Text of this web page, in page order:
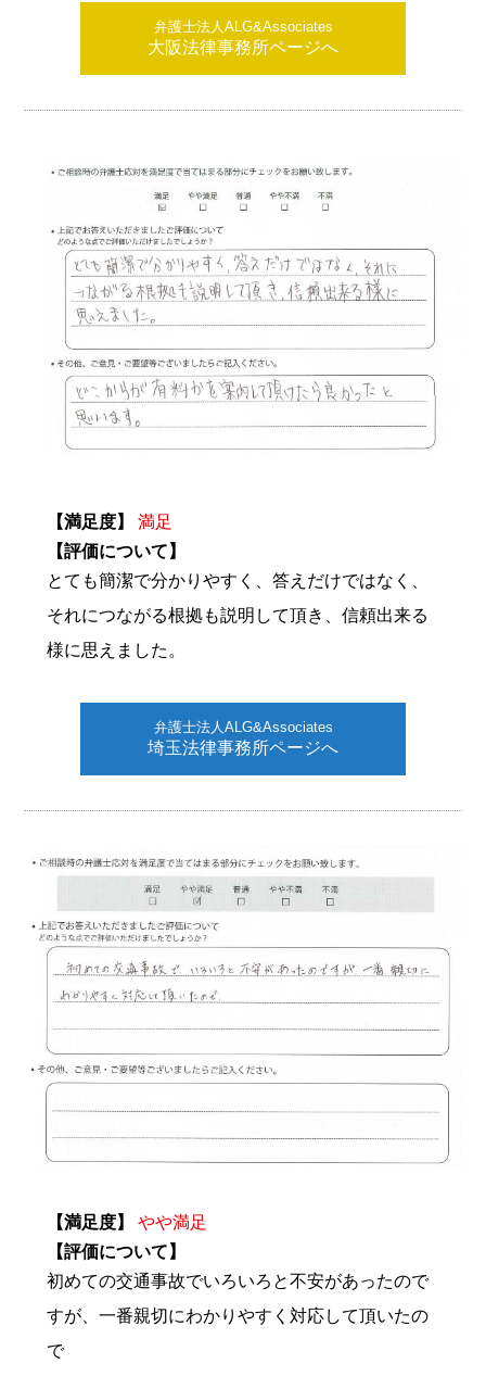
弁護士法人ALG&Associates
大阪法律事務所ページへ
【満足度】
満足
【評価について】
とても簡潔で分かりやすく、答えだけではなく、
それにつながる根拠も説明して頂き、信頼出来る
様に思えました。
弁護士法人ALG&Associates
埼玉法律事務所ページへ
【満足度】
やや満足
【評価について】
初めての交通事故でいろいろと不安があったので
すが、一番親切にわかりやすく対応して頂いたの
で